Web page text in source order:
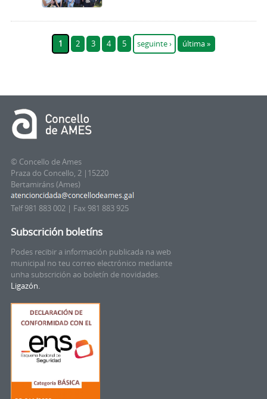
Páxinas
1 2 3 4 5 seguinte › última »
© Concello de Ames
Praza do Concello, 2 |15220
Bertamiráns (Ames)
Telf 981 883 002 | Fax 981 883 925
Subscrición boletíns
Podes recibir a información publicada na web
municipal no teu correo electrónico mediante
unha subscrición ao boletín de novidades.
Ligazón.